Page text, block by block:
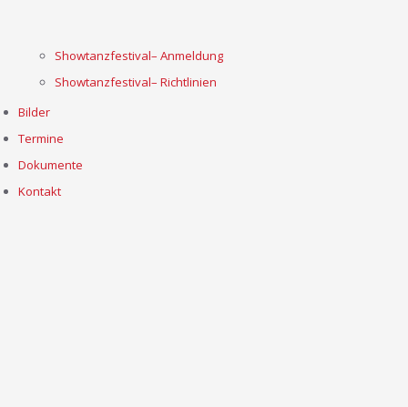
Showtanzfestival– Anmeldung
Showtanzfestival– Richtlinien
Bilder
Termine
Dokumente
Kontakt